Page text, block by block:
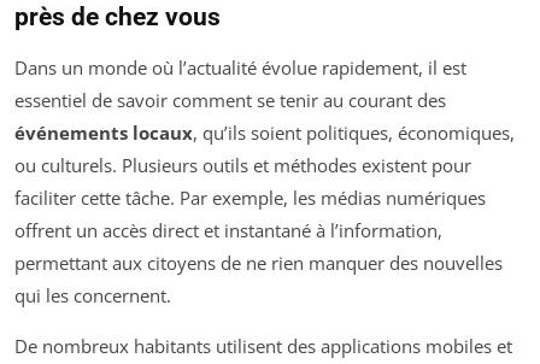
près de chez vous
Dans un monde où l’actualité évolue rapidement, il est
essentiel de savoir comment se tenir au courant des
événements locaux, qu’ils soient politiques, économiques,
ou culturels. Plusieurs outils et méthodes existent pour
faciliter cette tâche. Par exemple, les médias numériques
offrent un accès direct et instantané à l’information,
permettant aux citoyens de ne rien manquer des nouvelles
qui les concernent.
De nombreux habitants utilisent des applications mobiles et